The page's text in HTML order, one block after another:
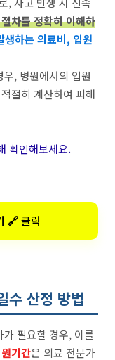
차를 정확히 이해하
생하는 의료비, 입원
, 병원에서의 입원
절히 계산하여 피해
확인해보세요.
🔗 클릭
수 산정 방법
필요할 경우, 이를
기간은 의료 전문가